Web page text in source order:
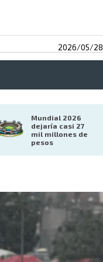
2026/05/28
Mundial 2026
dejaría casi 27
mil millones de
pesos